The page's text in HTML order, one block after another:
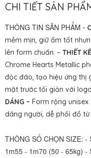
CHI TIẾT SẢN
THÔNG TIN SẢN PHẨM -
mềm mịn, giữ ấm tốt
lên form chuẩn. – THIẾT
Chrome Hearts Metallic
độc đáo, tạo hiệu ứng thị
mặt trước tối giản với
DÁNG – Form rộng
dáng người, dễ phối đồ từ
THÔNG SỐ CHỌN SIZE:
1m55 - 1m70 (50 - 65kg) -